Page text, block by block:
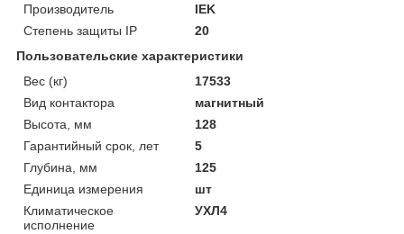
Производитель
IEK
Степень защиты IP
20
Пользовательские характеристики
Вес (кг)
17533
Вид контактора
магнитный
Высота, мм
128
Гарантийный срок, лет
5
Глубина, мм
125
Единица измерения
шт
Климатическое
исполнение
УХЛ4